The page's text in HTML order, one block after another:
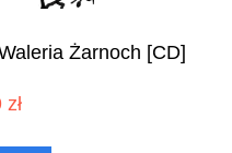
Żarnoch [CD]